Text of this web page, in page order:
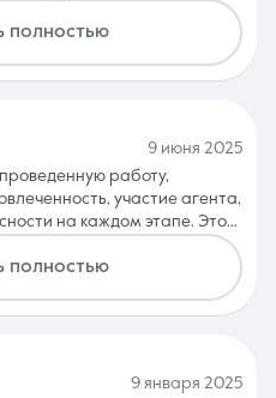
и планировали приобрести.
без суеты! Елена, спасибо
Также хочу
за отлично слаженную
полностью
9 июня 2025
работу,
участие агента,
на каждом этапе. Это
под чутким руководством
данного специалиста
полностью
9 января 2025